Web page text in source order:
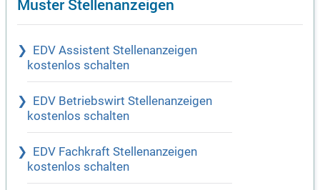
EDV Assistent Stellenanzeigen
kostenlos schalten
EDV Betriebswirt Stellenanzeigen
kostenlos schalten
EDV Fachkraft Stellenanzeigen
kostenlos schalten